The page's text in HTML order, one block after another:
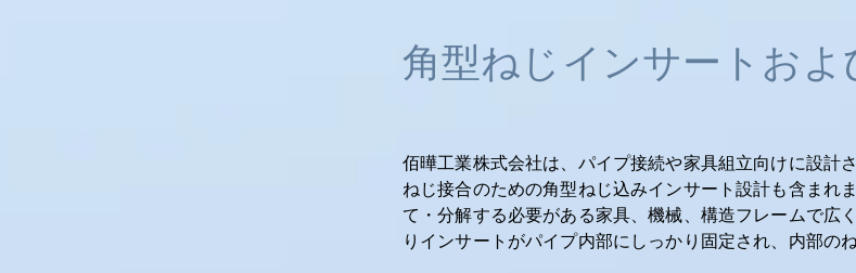
角型ねじインサートおよ
佰曄工業株式会社は、パイプ接続や家具組立向けに設計
ねじ接合のための角型ねじ込みインサート設計も含まれ
て・分解する必要がある家具、機械、構造フレームで広
りインサートがパイプ内部にしっかり固定され、内部の